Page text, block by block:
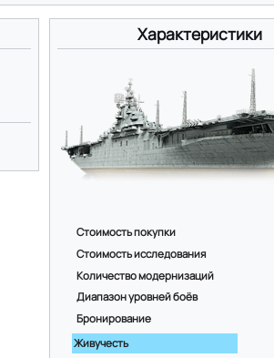
Характеристики
Стоимость покупки
Стоимость исследования
Количество модернизаций
Диапазон уровней боёв
Бронирование
Живучесть